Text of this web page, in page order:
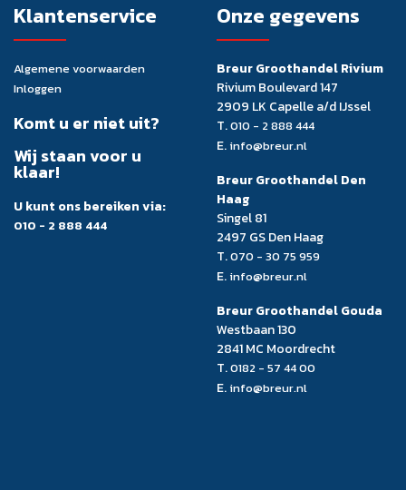
Klantenservice
Algemene voorwaarden
Inloggen
Komt u er niet uit?
Wij staan voor u
klaar!
U kunt ons bereiken via:
010 - 2 888 444
Onze gegevens
Breur Groothandel Rivium
Rivium Boulevard 147
2909 LK Capelle a/d IJssel
T.010 - 2 888 444
E. info@breur.nl
Breur Groothandel Den
Haag
Singel 81
2497 GS Den Haag
T.070 - 30 75 959
E. info@breur.nl
Breur Groothandel Gouda
Westbaan 130
2841 MC Moordrecht
T.0182 - 57 44 00
E. info@breur.nl